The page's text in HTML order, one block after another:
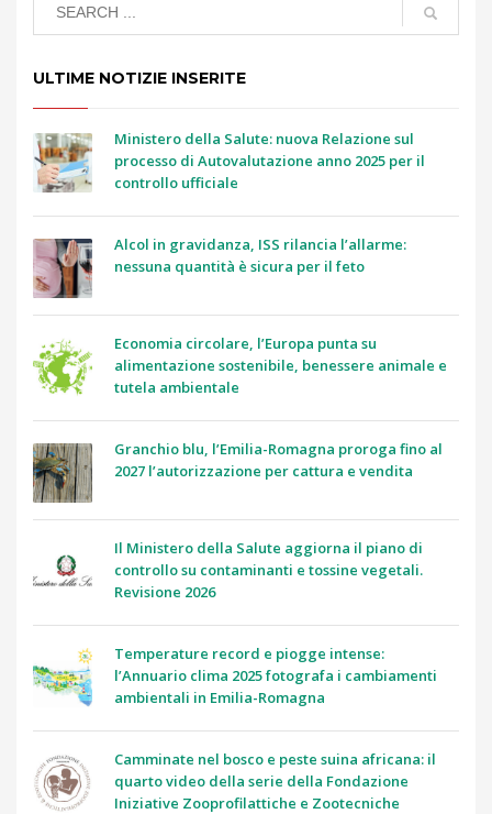
ULTIME NOTIZIE INSERITE
Ministero della Salute: nuova Relazione sul
processo di Autovalutazione anno 2025 per il
controllo ufficiale
Alcol in gravidanza, ISS rilancia l’allarme:
nessuna quantità è sicura per il feto
Economia circolare, l’Europa punta su
alimentazione sostenibile, benessere animale e
tutela ambientale
Granchio blu, l’Emilia-Romagna proroga fino al
2027 l’autorizzazione per cattura e vendita
Il Ministero della Salute aggiorna il piano di
controllo su contaminanti e tossine vegetali.
Revisione 2026
Temperature record e piogge intense:
l’Annuario clima 2025 fotografa i cambiamenti
ambientali in Emilia-Romagna
Camminate nel bosco e peste suina africana: il
quarto video della serie della Fondazione
Iniziative Zooprofilattiche e Zootecniche